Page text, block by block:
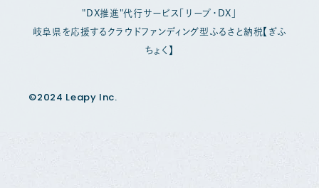
"DX推進"代行サービス「リープ・DX」
岐阜県を応援するクラウドファンディング型ふるさと納税【ぎふ
ちょく】
©2024 Leapy Inc.